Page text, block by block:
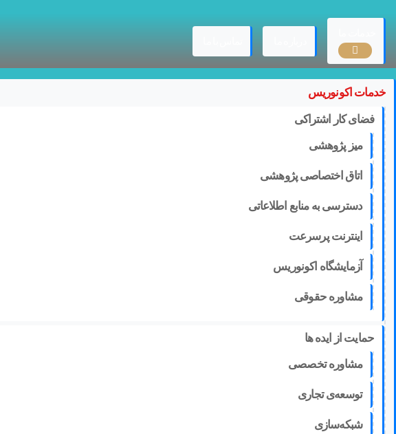
خدمات اکونوریس
فضای کار اشتراکی
میز پژوهشی
اتاق اختصاصی پژوهشی
دسترسی به منابع اطلاعاتی
اینترنت پرسرعت
آزمایشگاه اکونوریس
مشاوره حقوقی
حمایت از ایده ها
مشاوره تخصصی
توسعه‌ی تجاری
شبکه‌سازی